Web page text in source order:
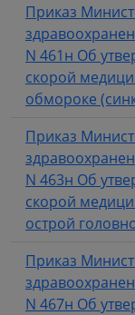
Приказ
N 461н Об
скорой
обмороке
Приказ
N 463н Об
скорой
острой
Приказ
N 467н Об